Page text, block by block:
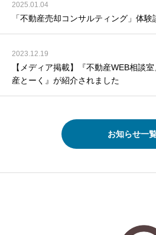
2025.01.04
「不動産売却コンサルティング」体
2023.12.19
【メディア掲載】『不動産WEB相談
産とーく』が紹介されました
お知らせ一